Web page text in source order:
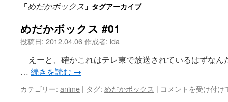
ツ
へ
「めだかボックス 」タグアーカイブ
めだかボックス #01
投稿日: 2012.04.06作成者: ida
えーと、確かこれはテレ東で放送されているはずなん
… 続きを読む →
カテゴリー: anime | タグ: めだかボックス | め
コメントを受け付け